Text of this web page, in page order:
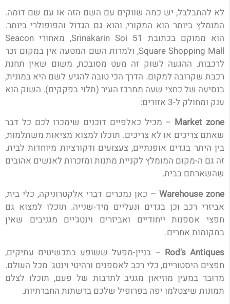
לא להתבלבל, יש כמה שווקים עם השם הזה או עם שם דומה.
המומלץ ביותר הוא המקורי, והוא גם הגדול והפופולרי ביותר.
הוא ממוקם בכתובת
Srinakarin Soi 51, מאחורי Seacon
Square Shopping Mall, ולמרות השם המטעה אין במקום זכר
לרכבות. ההגעה לשוק זה מעט מסובכת, משום שאין תחנת
רכבת שקרובה למקום. הדרך הכי טובה להגיע לשם היא במונית,
בנסיעה של כחצי שעה ממרכז העיר (תלוי בפקקים). השוק הוא
ענק ומחולק ל-3 אזורים:
Market zone – מכיל כאלפיים דוכנים שימכרו לכם כל דבר
שאתם צריכים או לא צריכים. תוכלו למצוא מציאות משתלמות,
בין היתר בגדים אופנתיים, צעצועים ודקורציות מיוחדות לבית.
זה גם ה-מקום המומלץ לקניית מתנות ומזכרות לאנשים אהובים
שהשארתם בבית.
Warehouse zone – כאן נמכרים דברי אלקטרוניקה, כלי בית,
אביזרי רכב וכן בגדים ונעליים מיד-שנייה. תוכלו למצוא גם
חפצי אספנות ייחודיים ואביזרים וינטג'יים מגניבים שאין
במקומות אחרים.
Rod's Antiques – בניין-מפעל ששופע בתכשיטים עתיקים,
חפצים היסטוריים, כלי רכב לאספנים ורהיטי וינטג' מכל העולם.
מדובר במעין מוזיאון מגניב לתרבות של פעם, תוכלו לצלם
תמונות שיצטלמו יפה בפרופיל שלכם ברשתות החברתיות.